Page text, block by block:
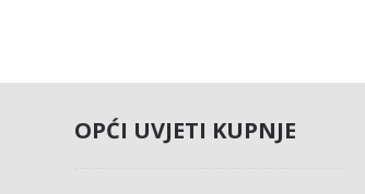
OPĆI UVJETI KUPNJE